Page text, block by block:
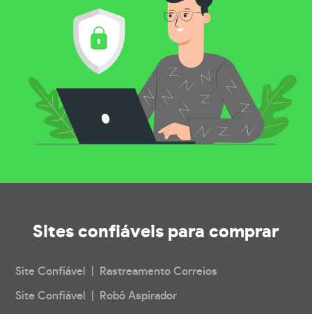
Sites confiáveis para comprar
Site Confiável | Rastreamento Correios
Site Confiável | Robô Aspirador